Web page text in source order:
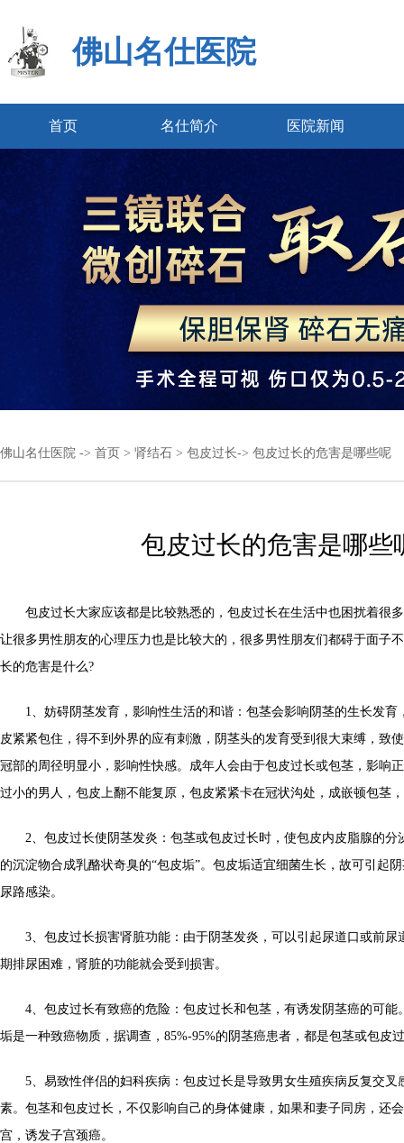
佛山名仕医院
首页 名仕简介 医院新闻
佛山名仕医院 -> 首页 > 肾结石 > 包皮过长-> 包皮过长的危害是哪些呢
包皮过长的危害是哪些
包皮过长大家应该都是比较熟悉的，包皮过长在生活中也困扰着很
让很多男性朋友的心理压力也是比较大的，很多男性朋友们都碍于面子
长的危害是什么?
1、妨碍阴茎发育，影响性生活的和谐：包茎会影响阴茎的生长发育
皮紧紧包住，得不到外界的应有刺激，阴茎头的发育受到很大束缚，致
冠部的周径明显小，影响性快感。成年人会由于包皮过长或包茎，影响
过小的男人，包皮上翻不能复原，包皮紧紧卡在冠状沟处，成嵌顿包茎
2、包皮过长使阴茎发炎：包茎或包皮过长时，使包皮内皮脂腺的分
的沉淀物合成乳酪状奇臭的“包皮垢”。包皮垢适宜细菌生长，故可引起
尿路感染。
3、包皮过长损害肾脏功能：由于阴茎发炎，可以引起尿道口或前尿
期排尿困难，肾脏的功能就会受到损害。
4、包皮过长有致癌的危险：包皮过长和包茎，有诱发阴茎癌的可能
垢是一种致癌物质，据调查，85%-95%的阴茎癌患者，都是包茎或包皮
5、易致性伴侣的妇科疾病：包皮过长是导致男女生殖疾病反复交叉
素。包茎和包皮过长，不仅影响自己的身体健康，如果和妻子同房，还
宫，诱发子宫颈癌。